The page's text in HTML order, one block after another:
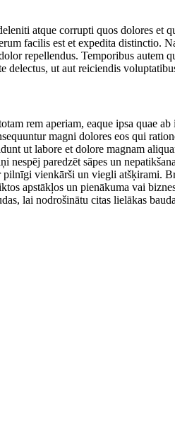
atque corrupti quos dolores et
facilis est et expedita distinctio.
repellendus. Temporibus autem
ut aut reiciendis
rem aperiam, eaque ipsa quae
magni dolores eos qui
ut labore et dolore magnam
paredzēt sāpes un
vienkārši un viegli atšķirami.
apstākļos un pienākuma vai
lai nodrošinātu citas lielākas